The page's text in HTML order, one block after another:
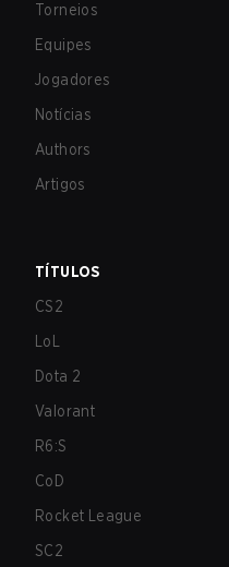
Torneios
Equipes
Jogadores
Notícias
Authors
Artigos
TÍTULOS
CS2
LoL
Dota 2
Valorant
R6:S
CoD
Rocket League
SC2